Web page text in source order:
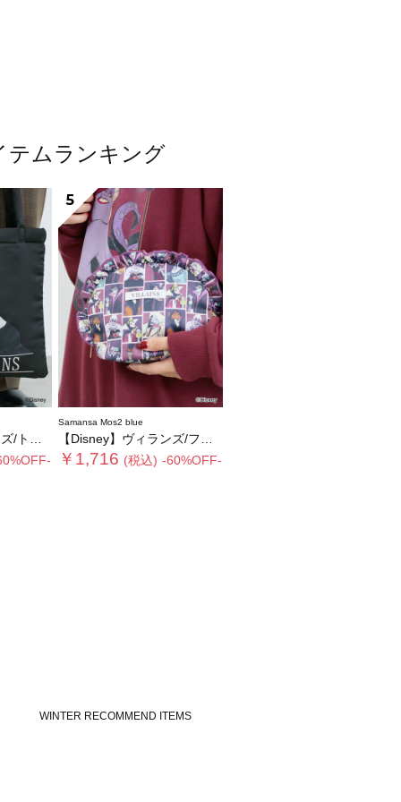
テムランキング
ッグ
5
Samansa Mos2 blue
【Disney】ヴィランズ/フリルポーチ
￥1,716 (税込) -60%OFF-